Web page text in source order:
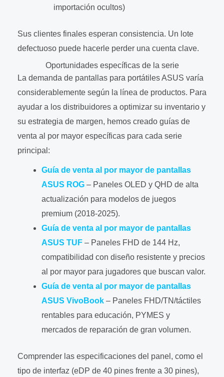
importación ocultos)
Sus clientes finales esperan consistencia. Un lote
defectuoso puede hacerle perder una cuenta clave.
Oportunidades específicas de la serie
La demanda de pantallas para portátiles ASUS varía
considerablemente según la línea de productos. Para
ayudar a los distribuidores a optimizar su inventario y
su estrategia de margen, hemos creado guías de
venta al por mayor específicas para cada serie
principal:
Guía de venta al por mayor de pantallas
ASUS ROG – Paneles OLED y QHD de alta
actualización para modelos de juegos
premium (2018-2025).
Guía de venta al por mayor de pantallas
ASUS TUF – Paneles FHD de 144 Hz,
compatibilidad con diseño resistente y precios
al por mayor para jugadores que buscan valor.
Guía de venta al por mayor de pantallas
ASUS VivoBook – Paneles FHD/TN/táctiles
rentables para educación, PYMES y
mercados de reparación de gran volumen.
Comprender las especificaciones del panel, como el
tipo de interfaz (eDP de 40 pines frente a 30 pines),